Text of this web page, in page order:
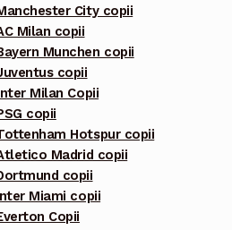
City copii
Milan copii
Munchen copii
copii
Milan Copii
copii
Hotspur copii
Madrid copii
copii
Miami copii
Copii